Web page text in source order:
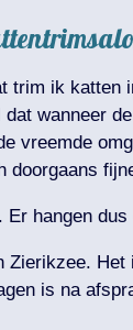
trim ik
wanneer
vreemde
doorgaans
hangen
is na